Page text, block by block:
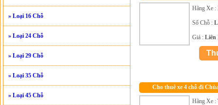
» Loại 16 Chỗ
» Loại 24 Chỗ
» Loại 29 Chỗ
» Loại 35 Chỗ
» Loại 45 Chỗ
Hãng Xe :
Số Chỗ :
Giá : Liên
Cho thuê xe 4 chỗ đi
Hãng Xe :